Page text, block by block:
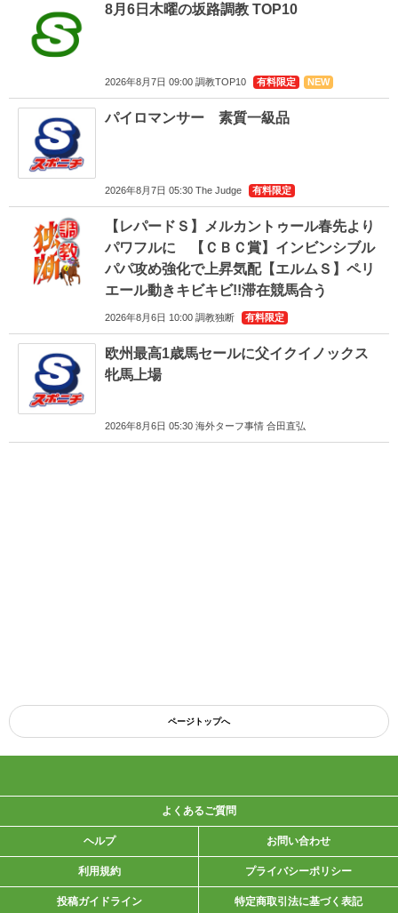
8月6日木曜の坂路調教 TOP10
2026年8月7日 09:00 調教TOP10 有料限定 NEW
パイロマンサー 素質一級品
2026年8月7日 05:30 The Judge 有料限定
【レパードＳ】メルカントゥール春先より
パワフルに 【ＣＢＣ賞】インビンシブル
パパ攻め強化で上昇気配【エルムＳ】ペリ
エール動きキビキビ!!滞在競馬合う
2026年8月6日 10:00 調教独断 有料限定
欧州最高1歳馬セールに父イクイノックス
牝馬上場
2026年8月6日 05:30 海外ターフ事情 合田直弘
ページトップへ
よくあるご質問
ヘルプ お問い合わせ
利用規約 プライバシーポリシー
投稿ガイドライン 特定商取引法に基づく表記